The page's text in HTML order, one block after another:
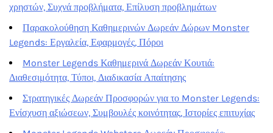
χρηστών, Συχνά προβλήματα, Επίλυση προβλημάτων
Παρακολούθηση Καθημερινών Δωρεάν Δώρων Monster
Legends: Εργαλεία, Εφαρμογές, Πόροι
Monster Legends Καθημερινά Δωρεάν Κουτιά:
Διαθεσιμότητα, Τύποι, Διαδικασία Απαίτησης
Στρατηγικές Δωρεάν Προσφορών για το Monster Legends:
Ενίσχυση αξιώσεων, Συμβουλές κοινότητας, Ιστορίες επιτυχίας